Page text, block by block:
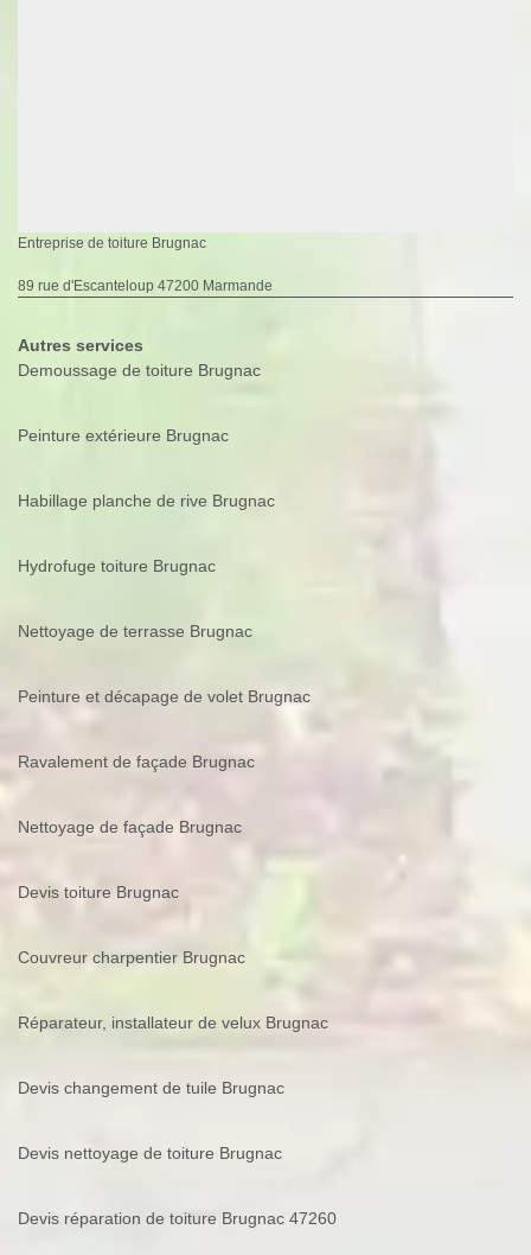
Entreprise de toiture Brugnac
89 rue d'Escanteloup 47200 Marmande
Autres services
Demoussage de toiture Brugnac
Peinture extérieure Brugnac
Habillage planche de rive Brugnac
Hydrofuge toiture Brugnac
Nettoyage de terrasse Brugnac
Peinture et décapage de volet Brugnac
Ravalement de façade Brugnac
Nettoyage de façade Brugnac
Devis toiture Brugnac
Couvreur charpentier Brugnac
Réparateur, installateur de velux Brugnac
Devis changement de tuile Brugnac
Devis nettoyage de toiture Brugnac
Devis réparation de toiture Brugnac 47260